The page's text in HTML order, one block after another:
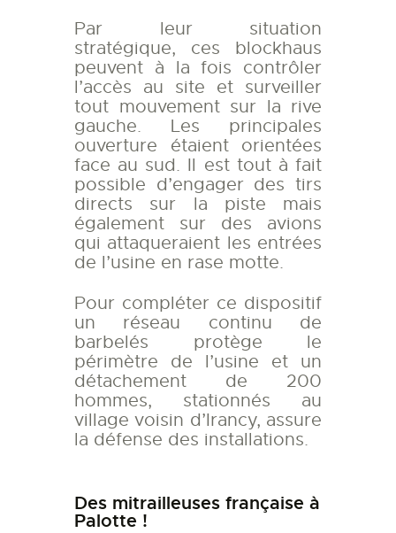
Par leur situation
stratégique, ces blockhaus
peuvent à la fois contrôler
l’accès au site et surveiller
tout mouvement sur la rive
gauche. Les principales
ouverture étaient orientées
face au sud. Il est tout à fait
possible d’engager des tirs
directs sur la piste mais
également sur des avions
qui attaqueraient les entrées
de l’usine en rase motte.
Pour compléter ce dispositif
un réseau continu de
barbelés protège le
périmètre de l’usine et un
détachement de 200
hommes, stationnés au
village voisin d’Irancy, assure
la défense des installations.
Des mitrailleuses française à
Palotte !